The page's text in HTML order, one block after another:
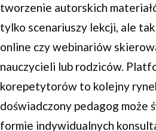
tworzenie autorskich
tylko scenariuszy lekcji, ale
online czy webinariów
nauczycieli lub rodziców.
korepetytorów to kolejny
doświadczony pedagog może
formie indywidualnych